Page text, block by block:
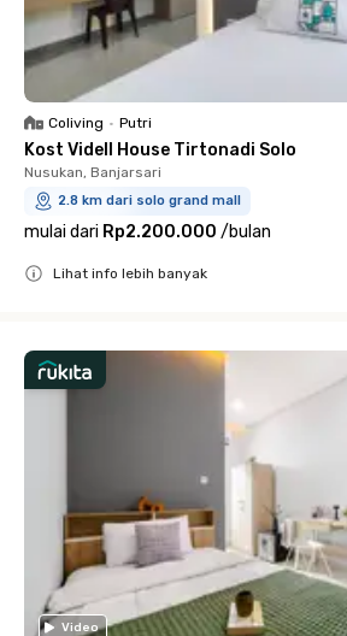
Coliving • Putri
Kost Videll House Tirtonadi Solo
Nusukan, Banjarsari
2.8 km dari solo grand mall
mulai dari Rp2.200.000 /bulan
Lihat info lebih banyak
Video